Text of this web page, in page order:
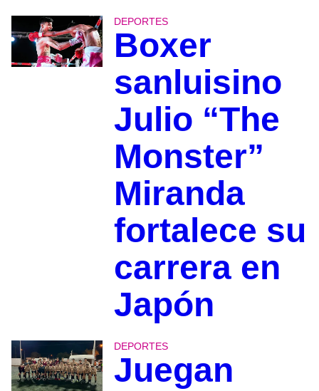
DEPORTES
Boxer
sanluisino
Julio “The
Monster”
Miranda
fortalece su
carrera en
Japón
DEPORTES
Juegan